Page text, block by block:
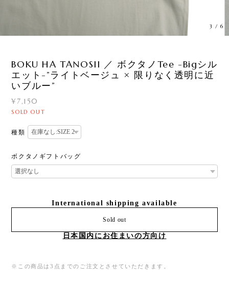
3 /6
BOKU HA TANOSII ／ ボクタノTee -Bigシル
エット-”ライトベージュ × 限りなく透明に近
いブルー”
¥7,150
SOLD OUT
種類
ボクタノギフトバッグ
International shipping available
Sold out
日本国内にお住まいの方向け
※この商品は3点までのご注文とさせていただきます。